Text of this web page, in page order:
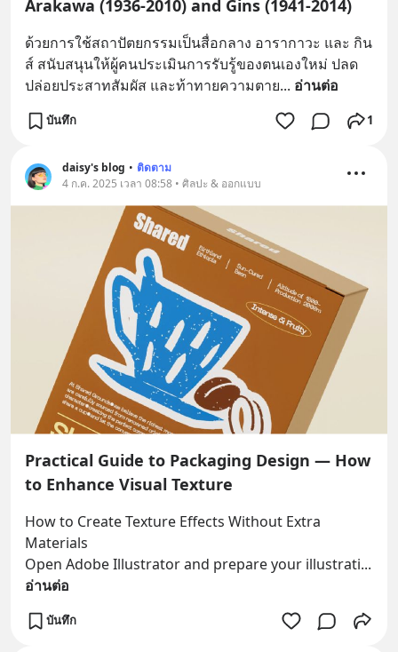
Arakawa (1936-2010) and Gins (1941-2014)
ด้วยการใช้สถาปัตยกรรมเป็นสื่อกลาง อารากาวะ และ กิน
ส์ สนับสนุนให้ผู้คนประเมินการรับรู้ของตนเองใหม่ ปลด
ปล่อยประสาทสัมผัส และท้าทายความตาย... อ่านต่อ
บันทึก 1
daisy's blog • ติดตาม
4 ก.ค. 2025 เวลา 08:58 • ศิลปะ & ออกแบบ
Practical Guide to Packaging Design — How
to Enhance Visual Texture
How to Create Texture Effects Without Extra
Materials
Open Adobe Illustrator and prepare your illustrati
อ่านต่อ
บันทึก